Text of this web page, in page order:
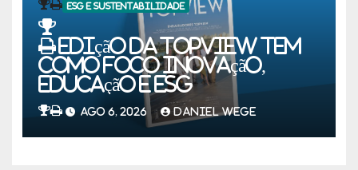
ESG E SUSTENTABILIDADE
Edição da TOPVIEW tem
como foco inovação,
educação e ESG
AGO 6, 2026 DANIEL WEGE